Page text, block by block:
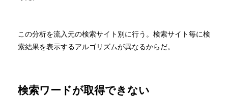
この分析を流入元の検索サイト別に行う。検索サイト毎に検
索結果を表示するアルゴリズムが異なるからだ。
検索ワードが取得できない